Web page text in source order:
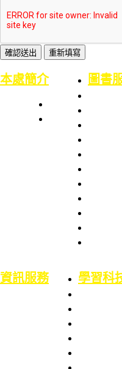
本處簡介 圖書
資訊服務 學習科